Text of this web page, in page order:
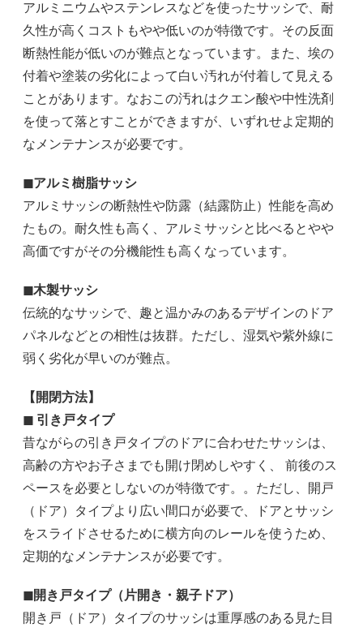
アルミニウムやステンレスなどを使ったサッシで、耐
久性が高くコストもやや低いのが特徴です。その反面
断熱性能が低いのが難点となっています。また、埃の
付着や塗装の劣化によって白い汚れが付着して見える
ことがあります。なおこの汚れはクエン酸や中性洗剤
を使って落とすことができますが、いずれせよ定期的
なメンテナンスが必要です。
◼︎アルミ樹脂サッシ
アルミサッシの断熱性や防露（結露防止）性能を高め
たもの。耐久性も高く、アルミサッシと比べるとやや
高価ですがその分機能性も高くなっています。
◼︎木製サッシ
伝統的なサッシで、趣と温かみのあるデザインのドア
パネルなどとの相性は抜群。ただし、湿気や紫外線に
弱く劣化が早いのが難点。
【開閉方法】
◼ 引き戸タイプ
昔ながらの引き戸タイプのドアに合わせたサッシは、
高齢の方やお子さまでも開け閉めしやすく、 前後のス
ペースを必要としないのが特徴です。。ただし、開戸
（ドア）タイプより広い間口が必要で、ドアとサッシ
をスライドさせるために横方向のレールを使うため、
定期的なメンテナンスが必要です。
◼︎開き戸タイプ（片開き・親子ドア）
開き戸（ドア）タイプのサッシは重厚感のある見た目